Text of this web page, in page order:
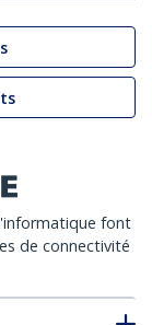
font
de connectivité